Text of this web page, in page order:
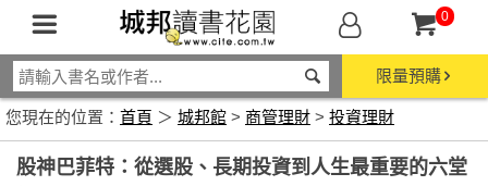
0
限量預購
您現在的位置： 首頁 ＞ 城邦館 > 商管理財 > 投資理財
股神巴菲特：從選股、長期投資到人生最重要的六堂